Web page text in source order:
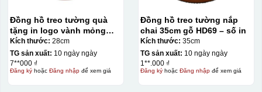
Đồng hồ treo tường quà
tặng in logo vành mỏng
28cm xi vàng số in KQ-
DH02
Kích thước: 28cm
TG sản xuất: 10 ngày ngày
7**000 ₫
Đăng kýhoặc Đăng nhậpđể xem giá
Đồng hồ treo tường nắp
chai 35cm gỗ HD69 – số in
Kích thước: 35cm
TG sản xuất: 10 ngày ngày
1**.000 ₫
Đăng kýhoặc Đăng nhậpđể xem giá